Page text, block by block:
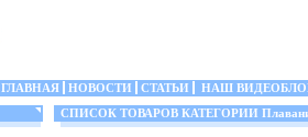
ГЛАВНАЯ НОВОСТИ СТАТЬИ
НАШ
СПИСОК ТОВАРОВ КАТЕГОРИИ